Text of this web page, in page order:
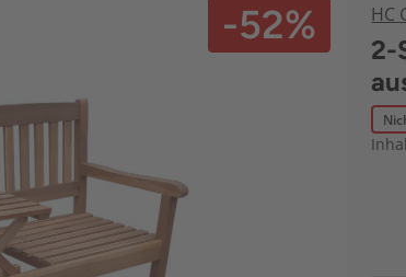
-52% HC
2-